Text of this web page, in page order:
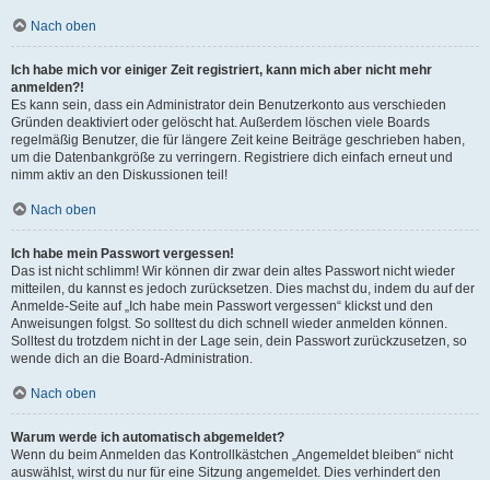
Nach oben
Ich habe mich vor einiger Zeit registriert, kann mich aber nicht mehr
anmelden?!
Es kann sein, dass ein Administrator dein Benutzerkonto aus verschieden
Gründen deaktiviert oder gelöscht hat. Außerdem löschen viele Boards
regelmäßig Benutzer, die für längere Zeit keine Beiträge geschrieben haben,
um die Datenbankgröße zu verringern. Registriere dich einfach erneut und
nimm aktiv an den Diskussionen teil!
Nach oben
Ich habe mein Passwort vergessen!
Das ist nicht schlimm! Wir können dir zwar dein altes Passwort nicht wieder
mitteilen, du kannst es jedoch zurücksetzen. Dies machst du, indem du auf der
Anmelde-Seite auf „Ich habe mein Passwort vergessen“ klickst und den
Anweisungen folgst. So solltest du dich schnell wieder anmelden können.
Solltest du trotzdem nicht in der Lage sein, dein Passwort zurückzusetzen, so
wende dich an die Board-Administration.
Nach oben
Warum werde ich automatisch abgemeldet?
Wenn du beim Anmelden das Kontrollkästchen „Angemeldet bleiben“ nicht
auswählst, wirst du nur für eine Sitzung angemeldet. Dies verhindert den